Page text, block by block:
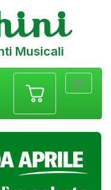
Musicali